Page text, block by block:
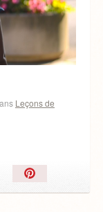
Leçons de
Épingler!